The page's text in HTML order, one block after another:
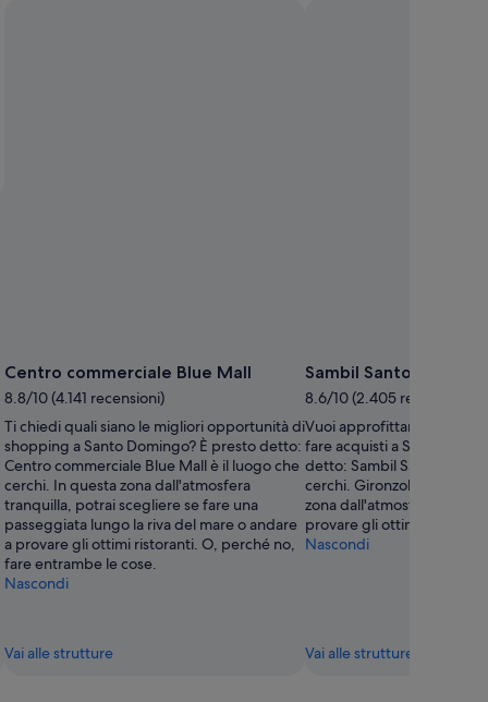
Centro commerciale Blue Mall
8.8/10 (4.141 recensioni)
Ti chiedi quali siano le migliori opportunità di
shopping a Santo Domingo? È presto detto:
Centro commerciale Blue Mall è il luogo che
cerchi. In questa zona dall'atmosfera
tranquilla, potrai scegliere se fare una
passeggiata lungo la riva del mare o andare
a provare gli ottimi ristoranti. O, perché no,
fare entrambe le cose.
Nascondi
Vai alle strutture
Sambil Santo
8.6/10 (2.405 recensioni)
Vuoi approfittare delle
fare acquisti a Santo
detto: Sambil Santo
cerchi. Gironzola per il
zona dall'atmosfera
provare gli ottimi ristoranti.
Nascondi
Vai alle strutture